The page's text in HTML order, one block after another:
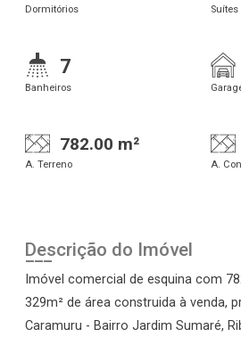
Dormitórios Suítes
7
Banheiros
782.00 m²
A. Terreno A.
Descrição do Imóvel
Imóvel comercial de esquina com
329m² de área construida à venda,
Caramuru - Bairro Jardim Sumaré,